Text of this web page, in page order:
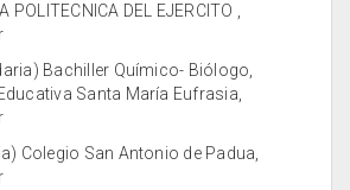
POLITECNICA DEL EJERCITO ,
Bachiller Químico- Biólogo,
Santa María Eufrasia,
Colegio San Antonio de Padua,